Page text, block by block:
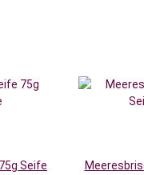
Seife